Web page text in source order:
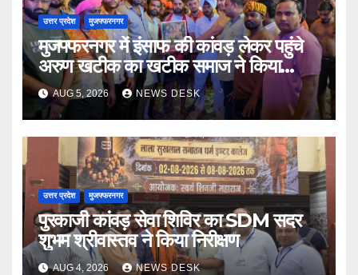
उत्तर प्रदेश मुजफ्फरनगर
मुजफ्फरनगर में इंसाफ की कांवड़ लेकर पहुंचे
अरुण खटीक का खटीक समाज ने किया
स्वागत
AUG 5, 2026 NEWS DESK
उत्तर प्रदेश मुजफ्फरनगर
पुरकाजी कांवड़ सेवा शिविर का SDM सदर
शुभम श्रीवास्तव ने किया निरीक्षण
AUG 4, 2026 NEWS DESK